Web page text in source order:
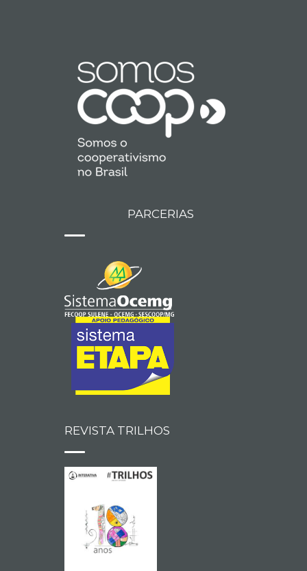
PARCERIAS
REVISTA TRILHOS